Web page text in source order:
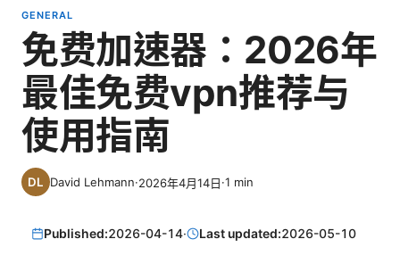
GENERAL
免费加速器：2026年
最佳免费vpn推荐与
使用指南
David Lehmann·2026年4月14日·1 min
Published:2026-04-14· Last updated:2026-05-10